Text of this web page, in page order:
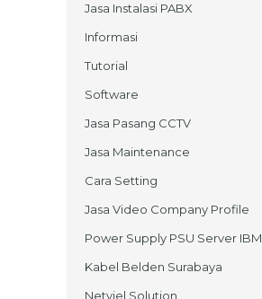
Jasa Instalasi PABX
Informasi
Tutorial
Software
Jasa Pasang CCTV
Jasa Maintenance
Cara Setting
Jasa Video Company Profile
Power Supply PSU Server IBM
Kabel Belden Surabaya
Netviel Solution